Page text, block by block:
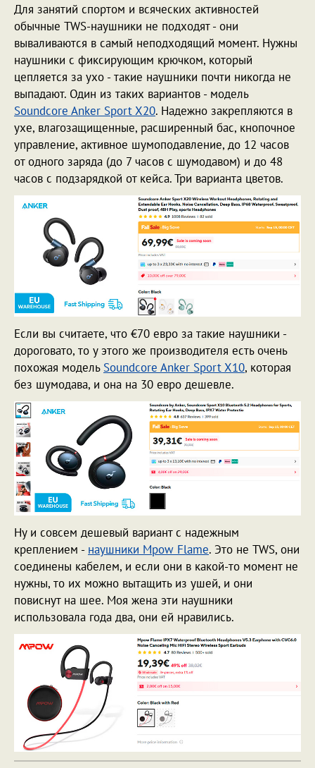
Для занятий спортом и всяческих активностей
обычные TWS-наушники не подходят - они
вываливаются в самый неподходящий момент. Нужны
наушники с фиксирующим крючком, который
цепляется за ухо - такие наушники почти никогда не
выпадают. Один из таких вариантов - модель
Soundcore Anker Sport X20. Надежно закрепляются в
ухе, влагозащищенные, расширенный бас, кнопочное
управление, активное шумоподавление, до 12 часов
от одного заряда (до 7 часов с шумодавом) и до 48
часов с подзарядкой от кейса. Три варианта цветов.
Если вы считаете, что €70 евро за такие наушники -
дороговато, то у этого же производителя есть очень
похожая модель Soundcore Anker Sport X10, которая
без шумодава, и она на 30 евро дешевле.
Ну и совсем дешевый вариант с надежным
креплением - наушники Mpow Flame. Это не TWS, они
соединены кабелем, и если они в какой-то момент не
нужны, то их можно вытащить из ушей, и они
повиснут на шее. Моя жена эти наушники
использовала года два, они ей нравились.